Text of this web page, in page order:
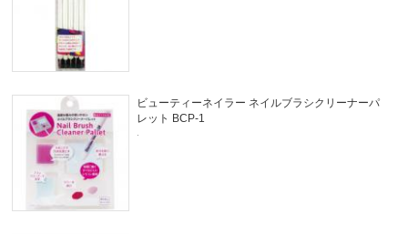
ビューティーネイラー ネイルブラシクリーナーパ
レット BCP-1
.